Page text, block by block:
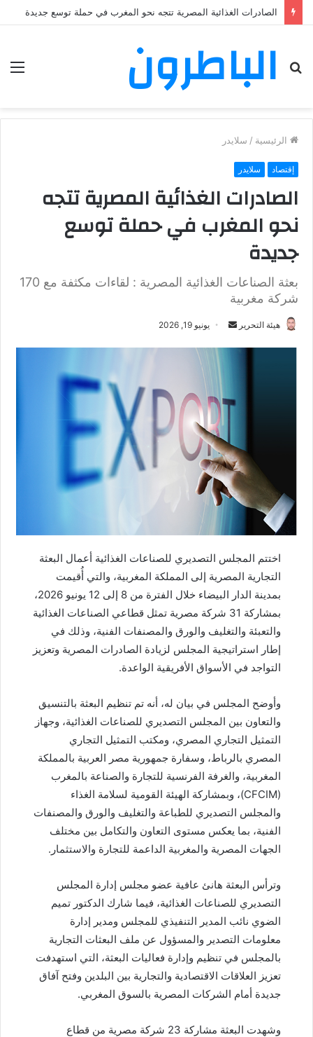
الصادرات الغذائية المصرية تتجه نحو المغرب في حملة توسع جديدة
الباطرون
الرئيسية / سلايدر
إقتصاد سلايدر
الصادرات الغذائية المصرية تتجه
نحو المغرب في حملة توسع
جديدة
بعثة الصناعات الغذائية المصرية : لقاءات مكثفة مع 170
شركة مغربية
هيئة التحرير
د
ا
إ
ل
و
ن
ي
يونيو 19, 2026
اختتم المجلس التصديري للصناعات الغذائية أعمال البعثة
التجارية المصرية إلى المملكة المغربية، والتي أُقيمت
بمدينة الدار البيضاء خلال الفترة من 8 إلى 12 يونيو 2026،
بمشاركة 31 شركة مصرية تمثل قطاعي الصناعات الغذائية
والتعبئة والتغليف والورق والمصنفات الفنية، وذلك في
إطار استراتيجية المجلس لزيادة الصادرات المصرية وتعزيز
التواجد في الأسواق الأفريقية الواعدة.
وأوضح المجلس في بيان له، أنه تم تنظيم البعثة بالتنسيق
والتعاون بين المجلس التصديري للصناعات الغذائية، وجهاز
التمثيل التجاري المصري، ومكتب التمثيل التجاري
المصري بالرباط، وسفارة جمهورية مصر العربية بالمملكة
المغربية، والغرفة الفرنسية للتجارة والصناعة بالمغرب
(CFCIM)، وبمشاركة الهيئة القومية لسلامة الغذاء
والمجلس التصديري للطباعة والتغليف والورق والمصنفات
الفنية، بما يعكس مستوى التعاون والتكامل بين مختلف
الجهات المصرية والمغربية الداعمة للتجارة والاستثمار.
وترأس البعثة هانئ عافية عضو مجلس إدارة المجلس
التصديري للصناعات الغذائية، فيما شارك الدكتور تميم
الضوي نائب المدير التنفيذي للمجلس ومدير إدارة
معلومات التصدير والمسؤول عن ملف البعثات التجارية
بالمجلس في تنظيم وإدارة فعاليات البعثة، التي استهدفت
تعزيز العلاقات الاقتصادية والتجارية بين البلدين وفتح آفاق
جديدة أمام الشركات المصرية بالسوق المغربي.
وشهدت البعثة مشاركة 23 شركة مصرية من قطاع